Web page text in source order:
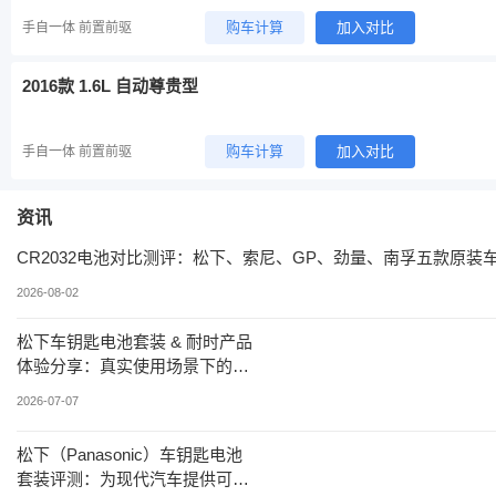
手自一体 前置前驱 购车计算 加入对比
2016款 1.6L 自动尊贵型
手自一体 前置前驱 购车计算 加入对比
资讯
CR2032电池对比测评：松下、索尼、GP、劲量、南孚五款原装
2026-08-02
松下车钥匙电池套装 & 耐时产品
体验分享：真实使用场景下的对
2026-07-07
松下（Panasonic）车钥匙电池
套装评测：为现代汽车提供可靠